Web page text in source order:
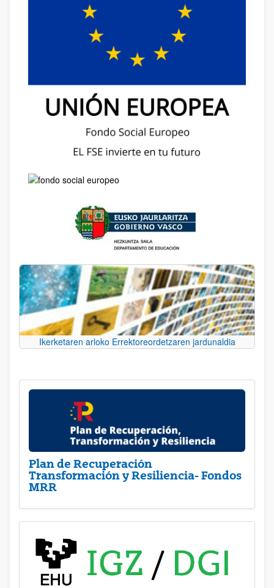
Ikerketaren arloko Errektoreordetzaren jardunaldia
Plan de Recuperación
Transformación y Resiliencia- Fondos
MRR